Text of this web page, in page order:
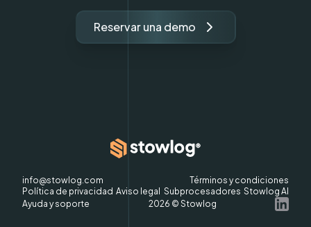
Reservar una demo
info@stowlog.com
Términos y condiciones
Política de privacidad Aviso legal Subprocesadores Stowlog AI
Ayuda y soporte
2026 © Stowlog